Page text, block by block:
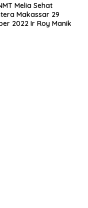
Melia Sehat
Makassar 29
2022 Ir Roy Manik